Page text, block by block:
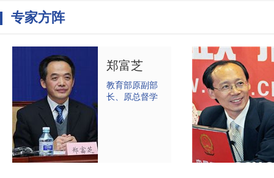
专家方阵
郑富芝
教育部原副部
长、原总督学